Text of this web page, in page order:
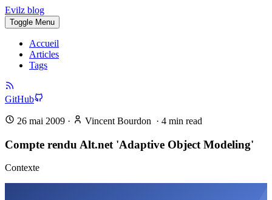
Evilz blog
Toggle Menu
Accueil
Articles
Tags
GitHub
26 mai 2009 · Vincent Bourdon · 4 min read
Compte rendu Alt.net 'Adaptive Object Modeling'
Contexte